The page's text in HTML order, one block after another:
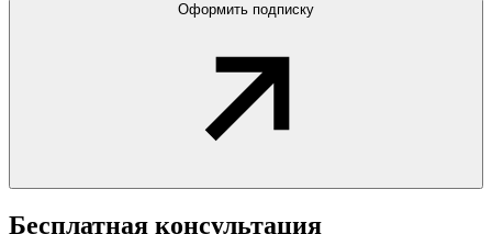
Оформить подписку
Бесплатная консультация